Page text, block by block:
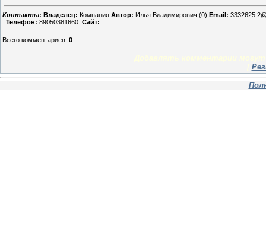
Контакты: Владелец: Компания Автор: Илья Владимирович (0) Email:
Телефон: 89050381660 Сайт:
Всего комментариев: 0